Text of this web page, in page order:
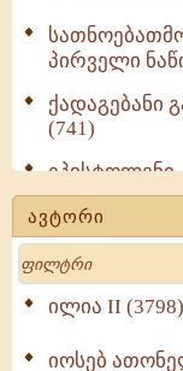
პირველი
ქადაგებანი
(741)
ეპისტოლენი,
(723)
მოძღვრის
Wisdomge (514)
ქადაგებანი
ავტორი
Search
ილია II (3798)
იოსებ